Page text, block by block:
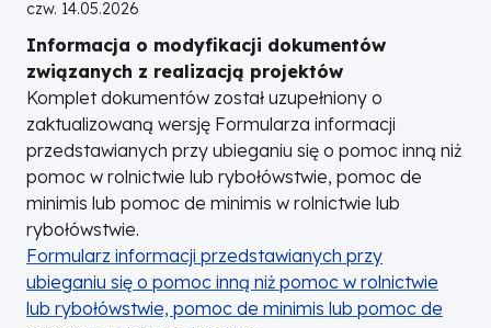
Informacja o modyfikacji dokumentów
związanych z realizacją projektów
Komplet dokumentów został uzupełniony o
zaktualizowaną wersję Formularza informacji
przedstawianych przy ubieganiu się o pomoc inną niż
pomoc w rolnictwie lub rybołówstwie, pomoc de
minimis lub pomoc de minimis w rolnictwie lub
rybołówstwie.
DOKUMENT
Formularz informacji przedstawianych przy
ubieganiu się o pomoc inną niż pomoc w rolnictwie
lub rybołówstwie, pomoc de minimis lub pomoc de
czw. 14.05.2026